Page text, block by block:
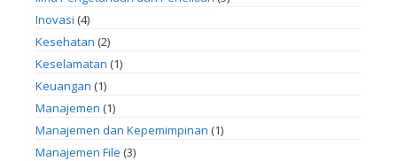
Inovasi (4)
Kesehatan (2)
Keselamatan (1)
Keuangan (1)
Manajemen (1)
Manajemen dan Kepemimpinan (1)
Manajemen File (3)